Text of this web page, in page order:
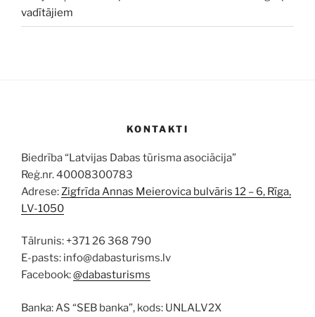
vadītājiem
KONTAKTI
Biedrība “Latvijas Dabas tūrisma asociācija”
Reģ.nr. 40008300783
Adrese:Zigfrīda Annas Meierovica bulvāris 12 – 6, Rīga,
LV-1050
Tālrunis: +371 26 368 790
E-pasts: info@dabasturisms.lv
Facebook:@dabasturisms
Banka: AS “SEB banka”, kods: UNLALV2X